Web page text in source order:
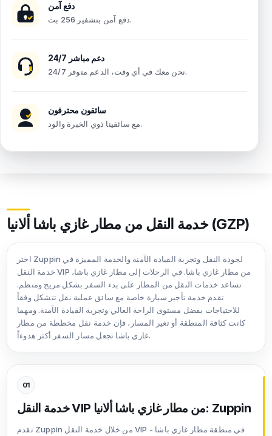
دفع آمن
دفع آمن بتشفير 256 بت.
دعم مباشر 24/7
نحن معك في أي وقت، الدعم متوفر 24/7.
سائقون محترفون
مع سائقينا ذوي الخبرة والود.
خدمة النقل من مطار غازي باشا ألانيا (GZP)
اختر Zuppin لجودة النقل وتجربة القيادة الآمنة والخدمة المميزة في
خدمة النقل VIP من مطار غازي باشا. في الرحلات إلى مطار غازي باشا،
تساعد خدمات النقل من المطار على بدء السفر بشكل مريح ومنظم.
تقدم خدمة تأجير سيارة خاصة مع سائق عملية نقل تتشكل وفقاً
للاحتياجات بفضل مستوى الراحة العالي وتجربة القيادة الآمنة. ومهما
كانت كثافة المنطقة أو تغير المسار، فإن خدمة نقل مخططة من مطار
غازي باشا تجعل مسار السفر أكثر هدوءاً.
01
خدمة النقل VIP من مطار غازي باشا ألانيا: Zuppin
تقدم Zuppin من خلال خدمة النقل VIP في منطقة مطار غازي باشا -